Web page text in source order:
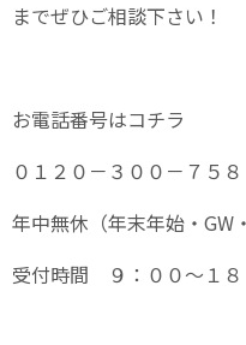
までぜひご相談下さい！
お電話番号はコチラ
０１２０－３００－７５８
年中無休（年末年始・ GW
受付時間 ９：００～１８